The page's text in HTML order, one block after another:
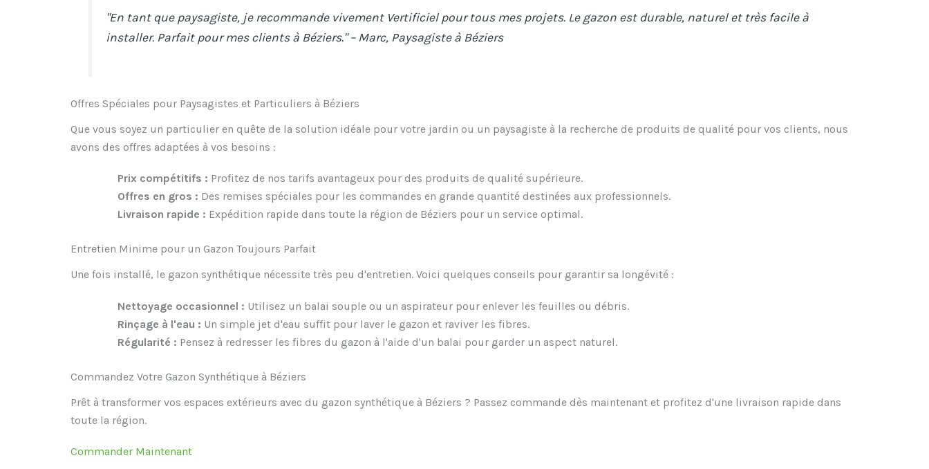
"En tant que paysagiste, je recommande vivement Vertificiel pour tous mes projets. Le gazon est durable, naturel et très facile à
installer. Parfait pour mes clients à Béziers." – Marc, Paysagiste à Béziers
Offres Spéciales pour Paysagistes et Particuliers à Béziers
Que vous soyez un particulier en quête de la solution idéale pour votre jardin ou un paysagiste à la recherche de produits de qualité pour vos clients, nous
avons des offres adaptées à vos besoins :
Prix compétitifs : Profitez de nos tarifs avantageux pour des produits de qualité supérieure.
Offres en gros : Des remises spéciales pour les commandes en grande quantité destinées aux professionnels.
Livraison rapide : Expédition rapide dans toute la région de Béziers pour un service optimal.
Entretien Minime pour un Gazon Toujours Parfait
Une fois installé, le gazon synthétique nécessite très peu d'entretien. Voici quelques conseils pour garantir sa longévité :
Nettoyage occasionnel : Utilisez un balai souple ou un aspirateur pour enlever les feuilles ou débris.
Rinçage à l'eau : Un simple jet d'eau suffit pour laver le gazon et raviver les fibres.
Régularité : Pensez à redresser les fibres du gazon à l'aide d'un balai pour garder un aspect naturel.
Commandez Votre Gazon Synthétique à Béziers
Prêt à transformer vos espaces extérieurs avec du gazon synthétique à Béziers ? Passez commande dès maintenant et profitez d'une livraison rapide dans
toute la région.
Commander Maintenant